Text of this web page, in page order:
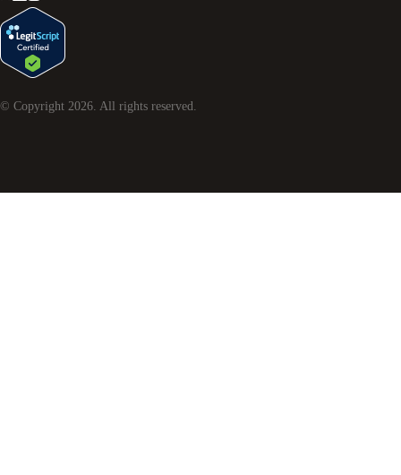
© Copyright 2026 . All rights reserved.